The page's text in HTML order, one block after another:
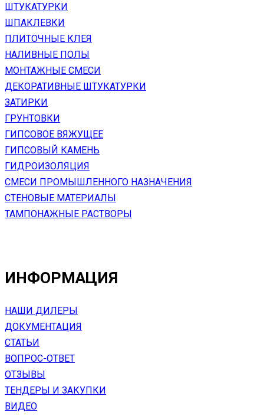
ШТУКАТУРКИ
ШПАКЛЕВКИ
ПЛИТОЧНЫЕ КЛЕЯ
НАЛИВНЫЕ ПОЛЫ
МОНТАЖНЫЕ СМЕСИ
ДЕКОРАТИВНЫЕ ШТУКАТУРКИ
ЗАТИРКИ
ГРУНТОВКИ
ГИПСОВОЕ ВЯЖУЩЕЕ
ГИПСОВЫЙ КАМЕНЬ
ГИДРОИЗОЛЯЦИЯ
СМЕСИ ПРОМЫШЛЕННОГО НАЗНАЧЕНИЯ
СТЕНОВЫЕ МАТЕРИАЛЫ
ТАМПОНАЖНЫЕ РАСТВОРЫ
ИНФОРМАЦИЯ
НАШИ ДИЛЕРЫ
ДОКУМЕНТАЦИЯ
СТАТЬИ
ВОПРОС-ОТВЕТ
ОТЗЫВЫ
ТЕНДЕРЫ И ЗАКУПКИ
ВИДЕО